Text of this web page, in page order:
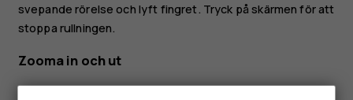
svepande rörelse och lyft fingret. Tryck på skärmen för att
stoppa rullningen.
Zooma in och ut